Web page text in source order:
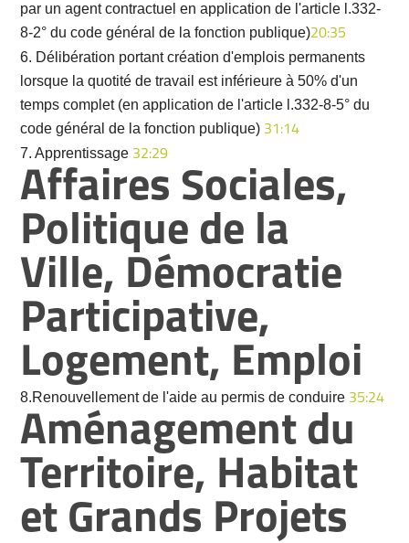
par un agent contractuel en application de l'article l.332-
8-2° du code général de la fonction publique)20:35
6. Délibération portant création d'emplois permanents
lorsque la quotité de travail est inférieure à 50% d'un
temps complet (en application de l'article l.332-8-5° du
code général de la fonction publique) 31:14
7. Apprentissage 32:29
Affaires Sociales,
Politique de la
Ville, Démocratie
Participative,
Logement, Emploi
8.Renouvellement de l'aide au permis de conduire 35:24
Aménagement du
Territoire, Habitat
et Grands Projets